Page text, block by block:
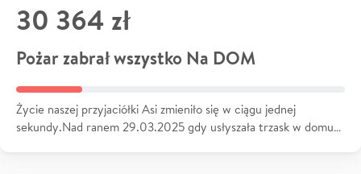
30 364 zł
Pożar zabrał wszystko Na DOM
Życie naszej przyjaciółki Asi zmieniło się w ciągu jednej
sekundy.Nad ranem 29.03.2025 gdy usłyszała trzask w domu…